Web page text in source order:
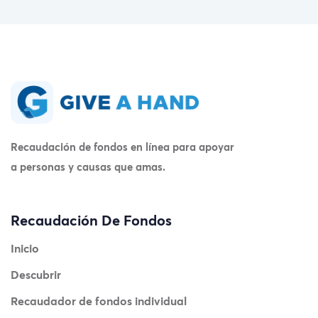
Recaudación de fondos en línea para apoyar
a personas y causas que amas.
Recaudación De Fondos
Inicio
Descubrir
Recaudador de fondos individual